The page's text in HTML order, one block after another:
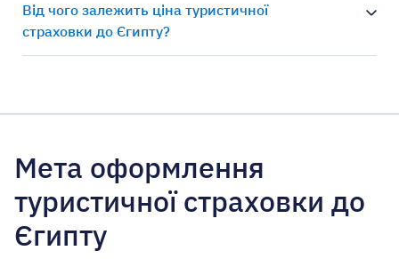
Від чого залежить ціна туристичної
страховки до Єгипту?
Мета оформлення
туристичної страховки до
Єгипту